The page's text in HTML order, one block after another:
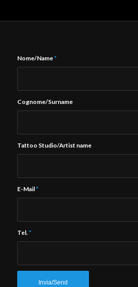
Nome/Name*
Cognome/Surname
Tattoo Studio/Artist name
E-Mail*
Tel.*